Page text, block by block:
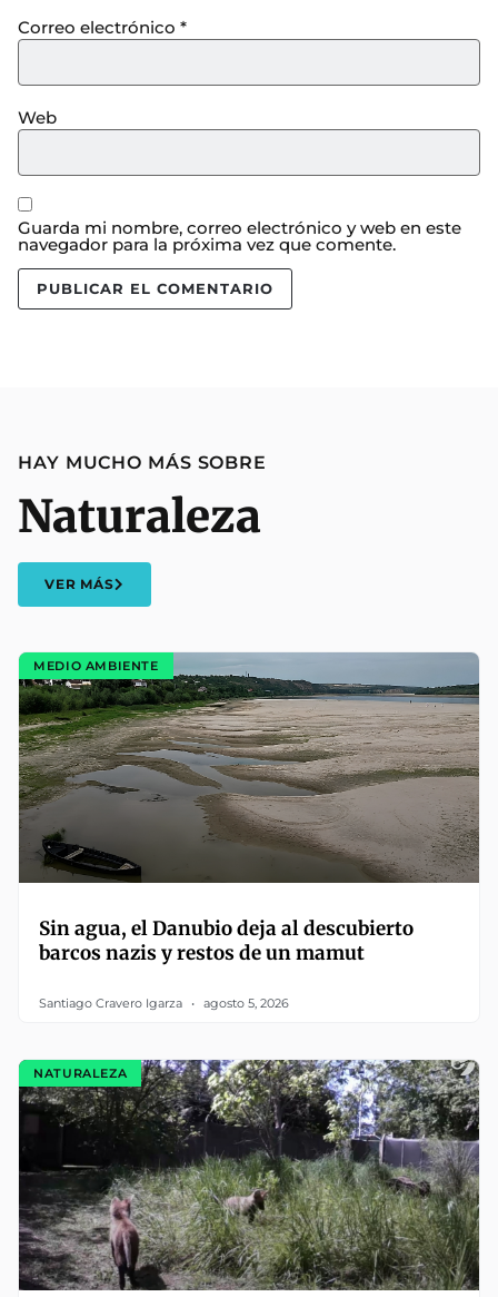
Correo electrónico *
Web
Guarda mi nombre, correo electrónico y web en este
navegador para la próxima vez que comente.
HAY MUCHO MÁS SOBRE
Naturaleza
VER MÁS
MEDIO AMBIENTE
Sin agua, el Danubio deja al descubierto
barcos nazis y restos de un mamut
Santiago Cravero Igarza agosto 5, 2026
NATURALEZA